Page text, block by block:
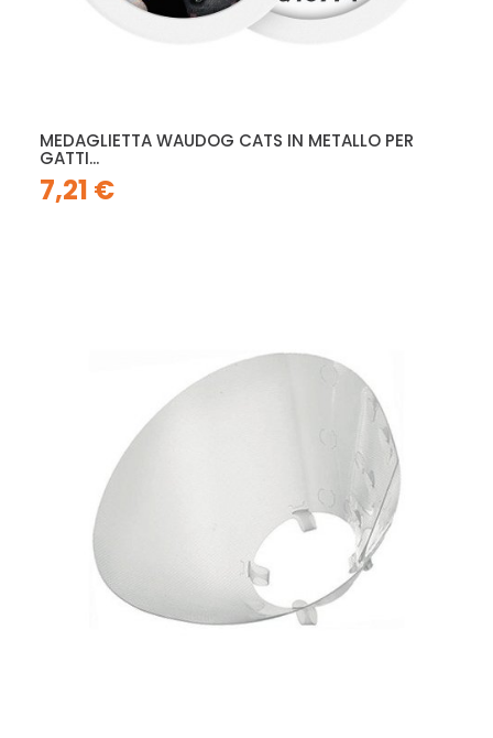
MEDAGLIETTA WAUDOG CATS IN METALLO PER
GATTI...
7,21 €